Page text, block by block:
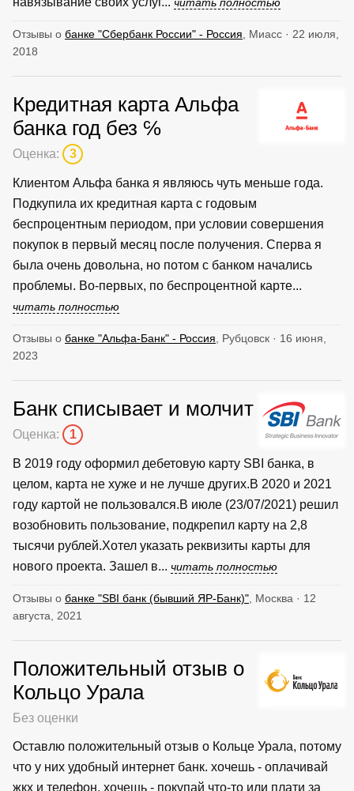
Отзывы о банке "Сбербанк России" - Россия , Миасс · 22 июля,
2018
Кредитная карта Альфа
банка год без ℅
Оценка: 3
Клиентом Альфа банка я являюсь чуть меньше года.
Подкупила их кредитная карта с годовым
беспроцентным периодом, при условии совершения
покупок в первый месяц после получения. Сперва я
была очень довольна, но потом с банком начались
проблемы. Во-первых, по беспроцентной карте...
читать полностью
Отзывы о банке "Альфа-Банк" - Россия , Рубцовск · 16 июня,
2023
Банк списывает и молчит
Оценка: 1
В 2019 году оформил дебетовую карту SBI банка, в
целом, карта не хуже и не лучше других.В 2020 и 2021
году картой не пользовался.В июле (23/07/2021) решил
возобновить пользование, подкрепил карту на 2,8
тысячи рублей.Хотел указать реквизиты карты для
нового проекта. Зашел в... читать полностью
Отзывы о банке "SBI банк (бывший ЯР-Банк)" , Москва · 12
августа, 2021
Положительный отзыв о
Кольцо Урала
Без оценки
Оставлю положительный отзыв о Кольце Урала, потому
что у них удобный интернет банк. хочешь - оплачивай
жкх и телефон, хочешь - покупай что-то или плати за